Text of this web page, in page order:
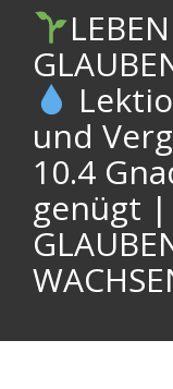
und
10.4
genügt |